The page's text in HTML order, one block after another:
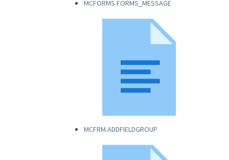
MCFORMS.FORMS_MESSAGE
MCFRM.ADDFIELDGROUP